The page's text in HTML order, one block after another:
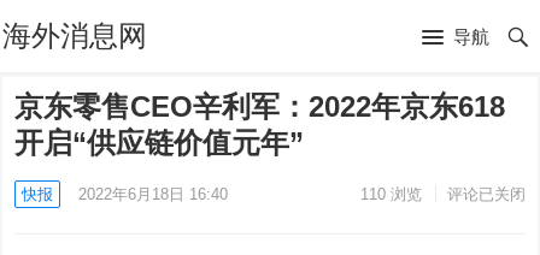
海外消息网 导航
京东零售CEO辛利军：2022年京东618
开启“供应链价值元年”
快报 2022年6月18日 16:40 110浏览 评论已关闭